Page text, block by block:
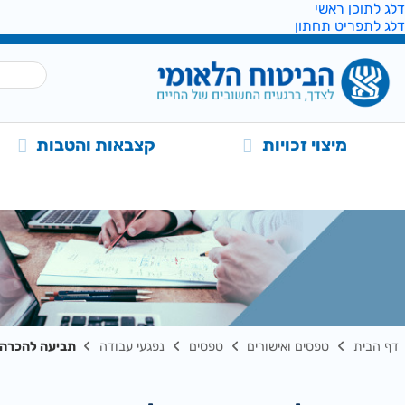
דלג לתוכן ראשי
דלג לתפריט תחתון
מיצוי זכויות קצבאות והטבות
דף הבית טפסים ואישורים טפסים נפגעי עבודה תביעה להכרה